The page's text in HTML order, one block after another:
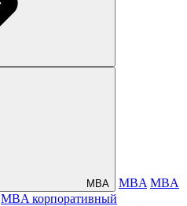
МВА MBA MBA
MBA корпоративный